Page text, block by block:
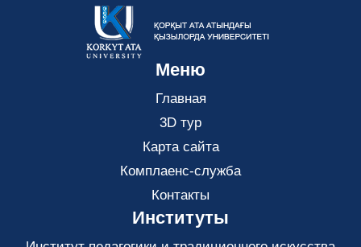
Меню
Главная
3D тур
Карта сайта
Комплаенс-служба
Контакты
Институты